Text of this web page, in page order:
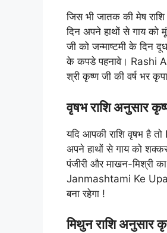
जिस भी जातक की मेष
दिन अपने हाथों से गाय को
जी को जन्माष्टमी के दिन
के कपडे पहनावे। Rashi
श्री कृष्ण जी की वर्ष भर
वृषभ राशि अनुसार
यदि आपकी राशि वृषभ है
अपने हाथों से गाय को
पंजीरी और माखन-मिश्री
Janmashtami Ke Upay
बना रहेगा !
मिथुन राशि अनुसार